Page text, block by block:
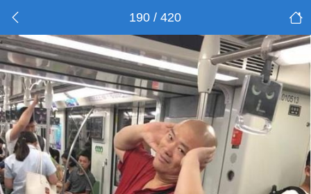
190 / 420